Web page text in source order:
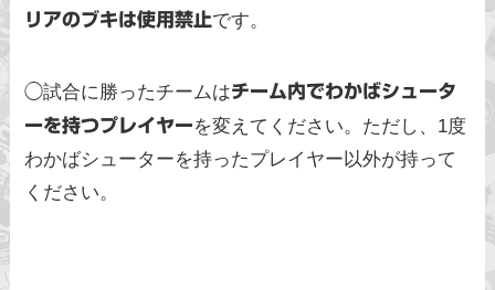
リアのブキは使用禁止です。
◯試合に勝ったチームはチーム内でわかばシュータ
ーを持つプレイヤーを変えてください。ただし、1度
わかばシューターを持ったプレイヤー以外が持って
ください。